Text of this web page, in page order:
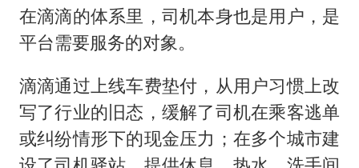
在滴滴的体系里，司机本身也是用户，是
平台需要服务的对象。
滴滴通过上线车费垫付，从用户习惯上改
写了行业的旧态，缓解了司机在乘客逃单
或纠纷情形下的现金压力；在多个城市建